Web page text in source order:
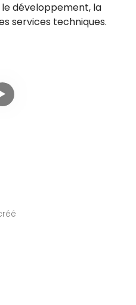
développement, la
services techniques.